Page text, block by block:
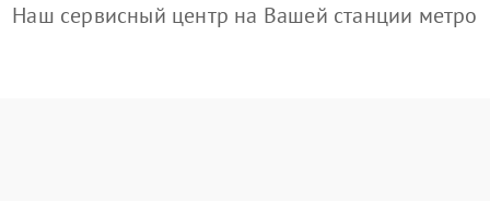
Наш сервисный центр на Вашей станции метро